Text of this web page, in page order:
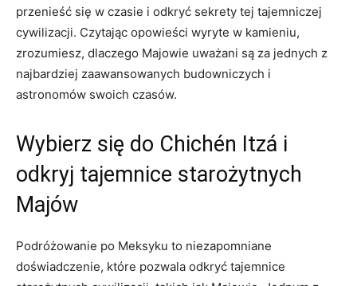
przenieść się w czasie ​i⁣ odkryć sekrety‍ tej tajemniczej
cywilizacji. Czytając ‌opowieści wyryte w kamieniu,
zrozumiesz, dlaczego Majowie uważani są ⁢za jednych z
najbardziej zaawansowanych budowniczych i
astronomów swoich czasów.
Wybierz się do Chichén Itzá i
⁤odkryj tajemnice starożytnych
Majów
Podróżowanie po Meksyku to niezapomniane
doświadczenie, które pozwala odkryć tajemnice